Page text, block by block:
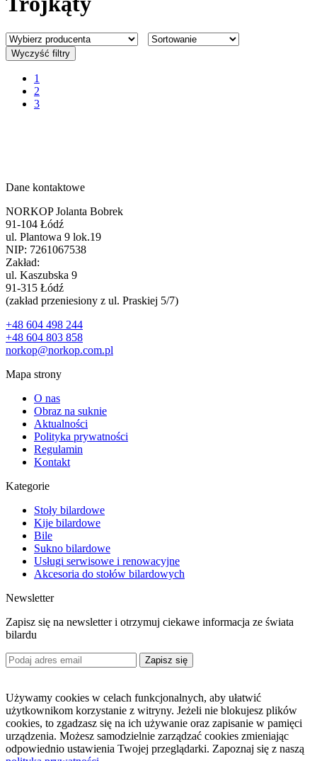
Wyczyść filtry
1
2
3
Dane kontaktowe
NORKOP Jolanta Bobrek
91-104 Łódź
ul. Plantowa 9 lok.19
NIP: 7261067538
Zakład:
ul. Kaszubska 9
91-315 Łódź
(zakład przeniesiony z ul. Praskiej 5/7)
+48 604 498 244
+48 604 803 858
norkop@norkop.com.pl
Mapa strony
O nas
Obraz na suknie
Aktualności
Polityka prywatności
Regulamin
Kontakt
Kategorie
Stoły bilardowe
Kije bilardowe
Bile
Sukno bilardowe
Usługi serwisowe i renowacyjne
Akcesoria do stołów bilardowych
Newsletter
Zapisz się na newsletter i otrzymuj ciekawe informacja ze świata
bilardu
Zapisz się
Używamy cookies w celach funkcjonalnych, aby ułatwić
użytkownikom korzystanie z witryny. Jeżeli nie blokujesz plików
cookies, to zgadzasz się na ich używanie oraz zapisanie w pamięci
urządzenia. Możesz samodzielnie zarządzać cookies zmieniając
odpowiednio ustawienia Twojej przeglądarki. Zapoznaj się z naszą